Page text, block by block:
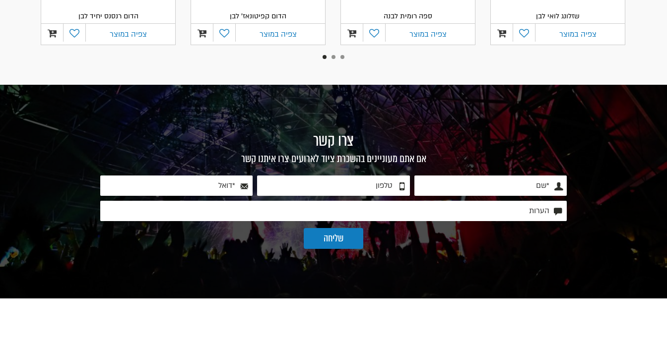
הדום רנסנס יחיד לבן
צפיה במוצר
הדום קפיטונאז' לבן
צפיה במוצר
ספה רומית לבנה
צפיה במוצר
שזלונג לואי לבן
צפיה במוצר
צרו קשר
אם אתם מעוניינים בהשכרת ציוד לארועים צרו איתנו קשר